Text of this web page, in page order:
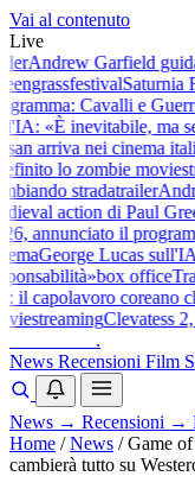
Vai al contenuto
Live
Andrew Garfield
festivalSaturnia
Cavalli e
«È inevitabile, ma
arriva nei cinema
lo zombie movie
stradatrailer
action di Paul
annunciato il
George Lucas
box office
il capolavoro coreano
streamingClevatess 2,
.
News Recensioni Film
News → Recensioni →
Home / News / Game
cambierà tutto su